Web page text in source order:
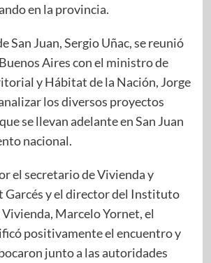
en la provincia.
San Juan, Sergio Uñac, se reunió
Aires con el ministro de
y Hábitat de la Nación, Jorge
los diversos proyectos
se llevan adelante en San Juan
nacional.
el secretario de Vivienda y
Garcés y el director del Instituto
Marcelo Yornet, el
positivamente el encuentro y
junto a las autoridades